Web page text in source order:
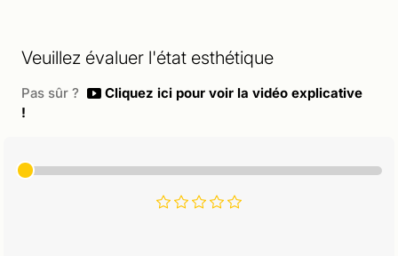
Veuillez évaluer l'état esthétique
Pas sûr ?
Cliquez ici pour voir la vidéo explicative
!